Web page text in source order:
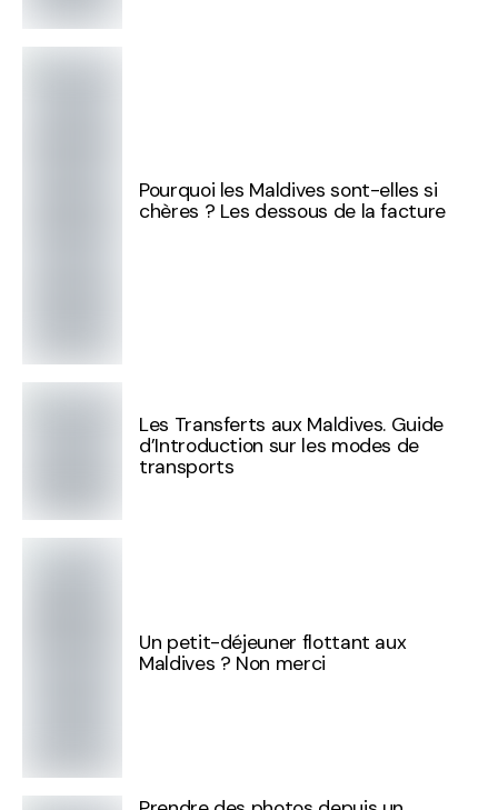
Pourquoi les Maldives sont-elles si
chères ? Les dessous de la facture
Les Transferts aux Maldives. Guide
d’Introduction sur les modes de
transports
Un petit-déjeuner flottant aux
Maldives ? Non merci